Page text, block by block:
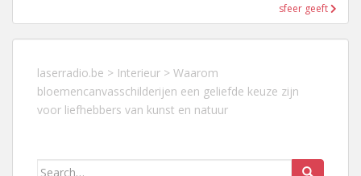
sfeer geeft
laserradio.be > Interieur > Waarom
bloemencanvasschilderijen een geliefde keuze zijn
voor liefhebbers van kunst en natuur
Search